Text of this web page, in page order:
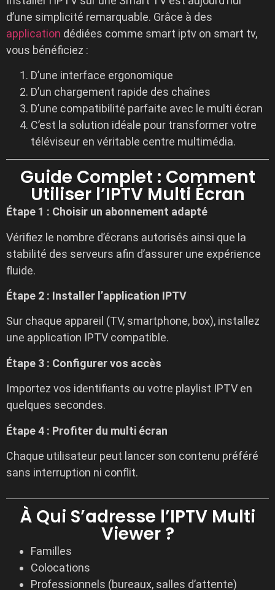
d’une simplicité remarquable. Grâce à des
application dédiées comme smart iptv on smart tv,
vous bénéficiez :
D’une interface ergonomique
D’un chargement rapide des chaînes
D’une compatibilité parfaite avec le multi écran
C’est la solution idéale pour transformer votre
téléviseur en véritable centre multimédia.
Guide Complet : Comment
Utiliser l’IPTV Multi Écran
Étape 1 : Choisir un abonnement adapté
Vérifiez le nombre d’écrans autorisés ainsi que la
stabilité des serveurs afin d’assurer une expérience
fluide.
Étape 2 : Installer l’application IPTV
Sur chaque appareil (TV, smartphone, box), installez
une application IPTV compatible.
Étape 3 : Configurer vos accès
Importez vos identifiants ou votre playlist IPTV en
quelques secondes.
Étape 4 : Profiter du multi écran
Chaque utilisateur peut lancer son contenu préféré
sans interruption ni conflit.
À Qui S’adresse l’IPTV Multi
Viewer ?
Familles
Colocations
Professionnels (bureaux, salles d’attente)